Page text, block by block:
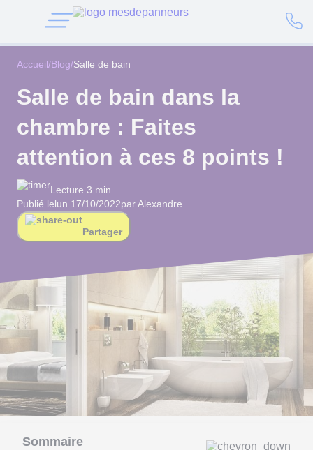
Accueil/Blog/Salle de bain
Salle de bain dans la
chambre : Faites
attention à ces 8 points !
Lecture 3 min
Publié lelun 17/10/2022par Alexandre
Partager
Sommaire